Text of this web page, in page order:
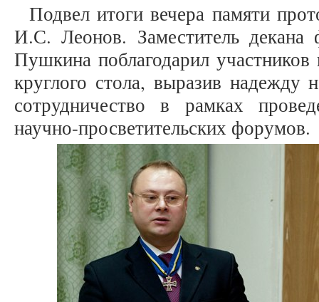
Подвел итоги вечера памяти
И.С. Леонов. Заместитель
Пушкина поблагодарил участников
круглого стола, выразив надежду
сотрудничество в рамках
научно-просветительских форумов.